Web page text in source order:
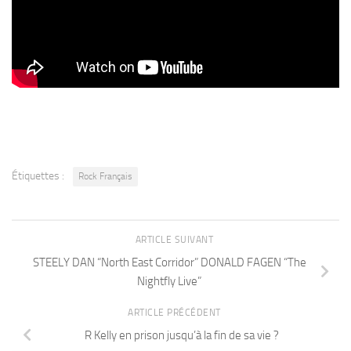
Étiquettes : Rock Français
ARTICLE SUIVANT
STEELY DAN “North East Corridor” DONALD FAGEN “The
Nightfly Live”
ARTICLE PRÉCÉDENT
R Kelly en prison jusqu’à la fin de sa vie ?